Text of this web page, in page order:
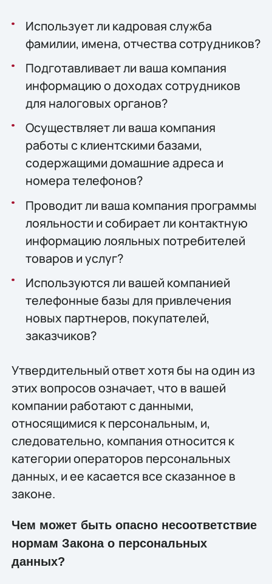
Использует ли кадровая служба
фамилии, имена, отчества сотрудников?
Подготавливает ли ваша компания
информацию о доходах сотрудников
для налоговых органов?
Осуществляет ли ваша компания
работы с клиентскими базами,
содержащими домашние адреса и
номера телефонов?
Проводит ли ваша компания программы
лояльности и собирает ли контактную
информацию лояльных потребителей
товаров и услуг?
Используются ли вашей компанией
телефонные базы для привлечения
новых партнеров, покупателей,
заказчиков?
Утвердительный ответ хотя бы на один из
этих вопросов означает, что в вашей
компании работают с данными,
относящимися к персональным, и,
следовательно, компания относится к
категории операторов персональных
данных, и ее касается все сказанное в
законе.
Чем может быть опасно несоответствие
нормам Закона о персональных
данных?